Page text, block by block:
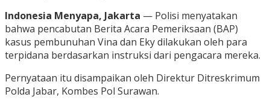
Indonesia Menyapa, Jakarta — Polisi menyatakan
bahwa pencabutan Berita Acara Pemeriksaan (BAP)
kasus pembunuhan Vina dan Eky dilakukan oleh para
terpidana berdasarkan instruksi dari pengacara mereka.
Pernyataan itu disampaikan oleh Direktur Ditreskrimum
Polda Jabar, Kombes Pol Surawan.